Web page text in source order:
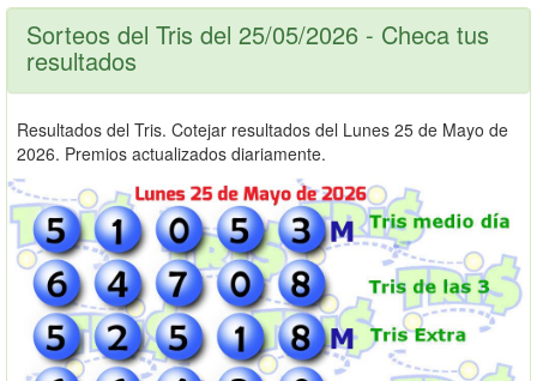
Sorteos del Tris del 25/05/2026 - Checa tus
resultados
Resultados del Tris. Cotejar resultados del Lunes 25 de Mayo de
2026. Premios actualizados diariamente.